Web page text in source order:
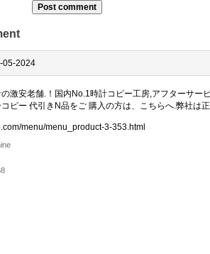
05-2024
激安老舗.！国内No.1時計コピー工房,アフターサ
ピー 代引きN品をご 購入の方は、こちらへ.弊社は
menu/menu_product-3-353.html